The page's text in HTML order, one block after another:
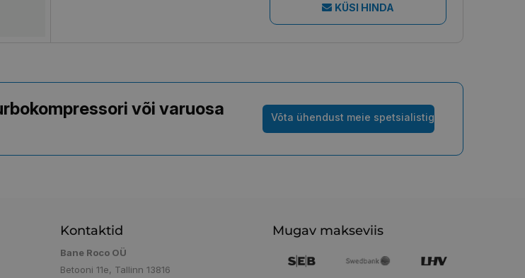
KÜSI HINDA
või varuosa
Võta ühendust meie spetsialistiga
Kontaktid
Bane Roco OÜ
Betooni 11e, Tallinn 13816
Mugav makseviis